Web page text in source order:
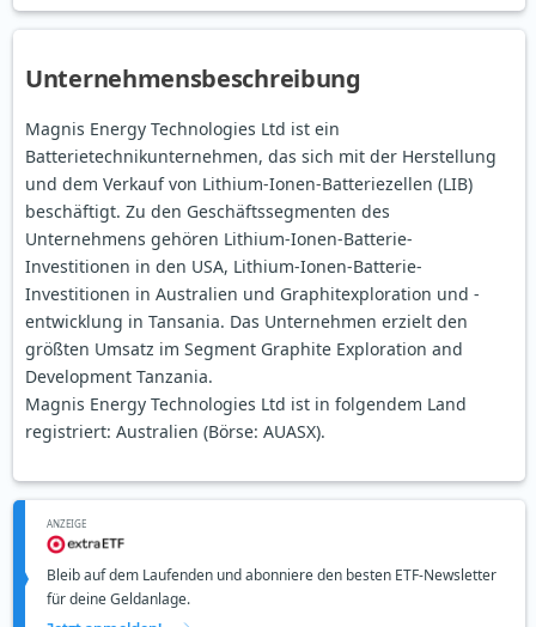
Unternehmensbeschreibung
Magnis Energy Technologies Ltd ist ein
Batterietechnikunternehmen, das sich mit der Herstellung
und dem Verkauf von Lithium-Ionen-Batteriezellen (LIB)
beschäftigt. Zu den Geschäftssegmenten des
Unternehmens gehören Lithium-Ionen-Batterie-
Investitionen in den USA, Lithium-Ionen-Batterie-
Investitionen in Australien und Graphitexploration und -
entwicklung in Tansania. Das Unternehmen erzielt den
größten Umsatz im Segment Graphite Exploration and
Development Tanzania.
Magnis Energy Technologies Ltd ist in folgendem Land
registriert: Australien (Börse: AUASX).
ANZEIGE
Bleib auf dem Laufenden und abonniere den besten ETF-Newsletter
für deine Geldanlage.